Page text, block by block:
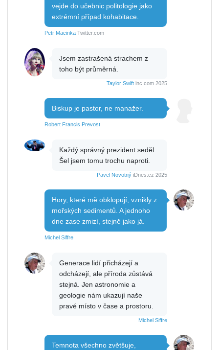
vejde do učebnic politologie jako
extrémní případ kohabitace.
Petr Macinka Twitter.com
Jsem zastrašená strachem z
toho být průměrná.
Taylor Swift inc.com 2025
Biskup je pastor, ne manažer.
Robert Francis Prevost
Každý správný prezident seděl.
Šel jsem tomu trochu naproti.
Pavel Novotný iDnes.cz 2025
Hory, které mě obklopují, vznikly z
mořských sedimentů. A jednoho
dne zase zmizí, stejně jako já.
Michel Siffre
Generace lidí přicházejí a
odcházejí, ale příroda zůstává
stejná. Jen astronomie a
geologie nám ukazují naše
pravé místo v čase a prostoru.
Michel Siffre
Temnota všechno zvětšuje,